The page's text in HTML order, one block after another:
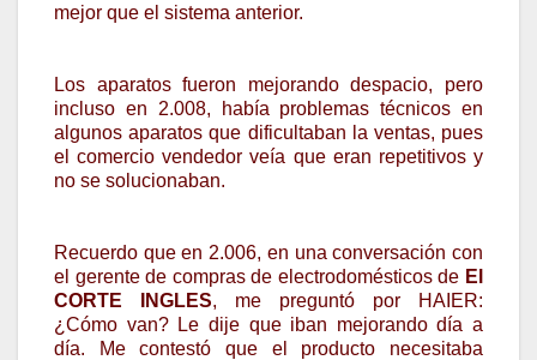
mejor que el sistema anterior.
Los aparatos fueron mejorando despacio, pero
incluso en 2.008, había problemas técnicos en
algunos aparatos que dificultaban la ventas, pues
el comercio vendedor veía que eran repetitivos y
no se solucionaban.
Recuerdo que en 2.006, en una conversación con
el gerente de compras de electrodomésticos de El
CORTE INGLES, me preguntó por HAIER:
¿Cómo van? Le dije que iban mejorando día a
día. Me contestó que el producto necesitaba